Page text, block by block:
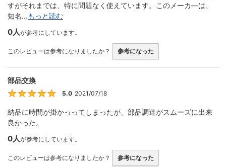
すがそれまでは、特に問題なく使えています。このメーカ―は、
知名...もっと読む
0人が参考にしています。
このレビューは参考になりましたか？ 参考になった
部品交換
5
5.0 2021/07/18
納品に時間が掛かっってしまったが、部品調達がスムーズに出来
良かった。
0人が参考にしています。
このレビューは参考になりましたか？ 参考になった